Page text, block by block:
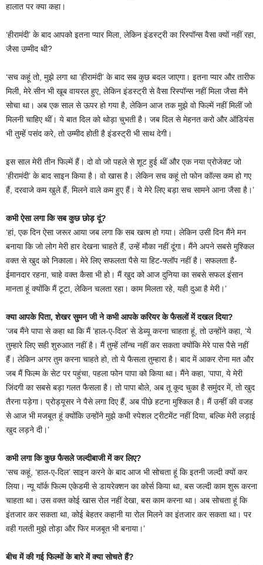
हालात पर क्या कहा।
‘हीरामंदी’ के बाद आपको इतना प्यार मिला, लेकिन इंडस्ट्री का रिस्पॉन्स वैसा क्यों नहीं रहा,
जैसा उम्मीद थी?
‘सच कहूं तो, मुझे लगा था ‘हीरामंदी’ के बाद सब कुछ बदल जाएगा। इतना प्यार और तारीफ
मिली, मेरे सीन भी खूब वायरल हुए, लेकिन इंडस्ट्री से वैसा रिस्पॉन्स नहीं मिला जैसा मैंने
सोचा था। अब एक साल से ऊपर हो गया है, लेकिन आज तक मुझे वो फिल्में नहीं मिलीं जो
मिलनी चाहिए थीं। ये बात दिल को थोड़ा चुभती है। जब दिल से मेहनत करो और ऑडियंस
भी तुम्हें पसंद करे, तो उम्मीद होती है इंडस्ट्री भी साथ देगी।
इस साल मेरी तीन फिल्में हैं। दो वो जो पहले से शूट हुई थीं और एक नया प्रोजेक्ट जो
‘हीरामंदी’ के बाद साइन किया है। वो खास है। लेकिन सच कहूं तो फोन कॉल्स कम हो गए
हैं, दरवाजे कम खुले हैं, मिलने वाले कम हुए हैं। ये मेरे लिए बड़ा सच सामने आना जैसा है।’
कभी ऐसा लगा कि सब कुछ छोड़ दूं?
‘हां, एक दिन ऐसा जरूर आया जब लगा कि सब खत्म हो गया। लेकिन उसी दिन मैंने मन
बनाया कि जो लोग मेरी हार देखना चाहते हैं, उन्हें मौका नहीं दूंगा। मैंने अपने सबसे मुश्किल
वक्त से खुद को निकाला। मेरे लिए सफलता पैसे या हिट-फ्लॉप नहीं है। सफलता है-
ईमानदार रहना, चाहे वक्त कैसा भी हो। मैं खुद को आज दुनिया का सबसे सफल इंसान
मानता हूं क्योंकि मैं टूटा, लेकिन चलता रहा। काम मिलता रहे, यही दुआ है मेरी।’
क्या आपके पिता, शेखर सुमन जी ने कभी आपके करियर के फैसलों में दखल दिया?
‘जब मैंने पापा से कहा था कि मैं ‘हाल-ए-दिल’ से डेब्यू करना चाहता हूं, तो उन्होंने कहा, ‘ये
तुम्हारे लिए सही शुरुआत नहीं है। मैं तुम्हें लॉन्च नहीं कर सकता क्योंकि मेरे पास पैसे नहीं
हैं। लेकिन अगर तुम करना चाहते हो, तो ये फैसला तुम्हारा है। बाद में आकर रोना मत और
जब मैं फिल्म के सेट पर पहुंचा, पहला फोन पापा को किया था। मैंने कहा, ‘पापा, ये मेरी
जिंदगी का सबसे बड़ा गलत फैसला है। तो पापा बोले, अब तू कूद चुका है समुंदर में, तो खुद
तैरना पड़ेगा। प्रोड्यूसर ने पैसे लगा दिए हैं, अब पीछे हटना मुश्किल है। मैं उन्हीं की वजह
से आज भी मजबूत हूं क्योंकि उन्होंने मुझे कभी स्पेशल ट्रीटमेंट नहीं दिया, बल्कि मेरी लड़ाई
खुद लड़ने दी।’
कभी लगा कि कुछ फैसले जल्दीबाजी में कर लिए?
‘सच कहूं, ‘हाल-ए-दिल’ साइन करने के बाद आज भी सोचता हूं कि इतनी जल्दी क्यों कर
लिया। न्यू यॉर्क फिल्म एकेडमी से डायरेक्शन का कोर्स किया था, बस जल्दी काम शुरू करना
चाहता था। उस वक्त कोई खास रोल नहीं देखा, बस काम करना था। अब सोचता हूं कि
इंतजार कर सकता था, कोई बेहतर कहानी या रोल मिलने का इंतजार कर सकता था। पर
वही गलती मुझे तोड़ा और फिर मजबूत भी बनाया।’
बीच में की गई फिल्मों के बारे में क्या सोचते हैं?